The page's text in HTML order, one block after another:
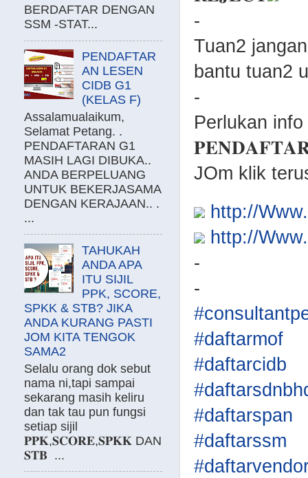
-
Tuan2
bantu tuan2
-
Perlukan
JOm klik
http://
http://
-
-
#daftarmof
#daftarcidb
#daftarspan
#daftarssm
BERDAFTAR DENGAN
SSM -STAT...
PENDAFTAR
AN LESEN
CIDB G1
(KELAS F)
Assalamualaikum,
Selamat Petang. .
PENDAFTARAN G1
MASIH LAGI DIBUKA..
ANDA BERPELUANG
UNTUK BEKERJASAMA
DENGAN KERAJAAN.. .
...
TAHUKAH
ANDA APA
ITU SIJIL
PPK, SCORE,
SPKK & STB? JIKA
ANDA KURANG PASTI
JOM KITA TENGOK
SAMA2
Selalu orang dok sebut
nama ni,tapi sampai
sekarang masih keliru
dan tak tau pun fungsi
setiap sijil
𝐏𝐏𝐊,𝐒𝐂𝐎𝐑𝐄,𝐒𝐏𝐊𝐊 DAN
𝐒𝐓𝐁 ...